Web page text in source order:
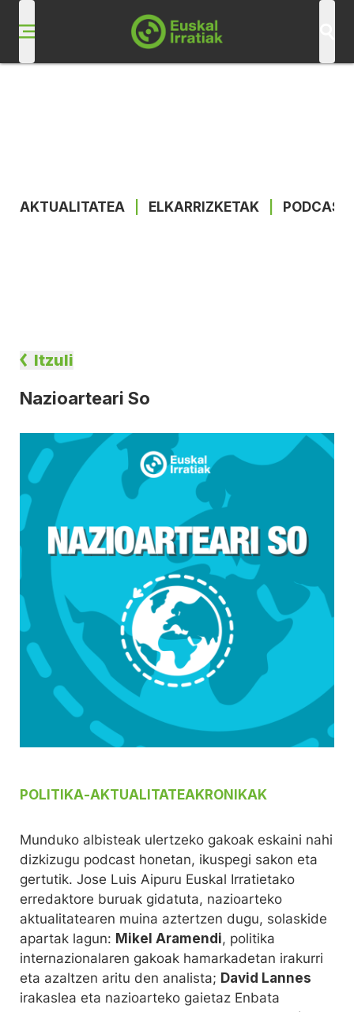
AKTUALITATEA ELKARRIZKETAK
Itzuli
Nazioarteari So
POLITIKA-AKTUALITATEAKRONIKAK
Munduko albisteak ulertzeko gakoak eskaini nahi
dizkizugu podcast honetan, ikuspegi sakon eta
gertutik. Jose Luis Aipuru Euskal Irratietako
erredaktore buruak gidatuta, nazioarteko
aktualitatearen muina aztertzen dugu, solaskide
apartak lagun: Mikel Aramendi, politika
internazionalaren gakoak hamarkadetan irakurri
eta azaltzen aritu den analista; David Lannes
irakaslea eta nazioarteko gaietaz Enbata